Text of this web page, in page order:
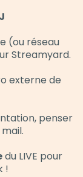
(ou réseau
Streamyard.
externe de
penser
du LIVE pour
!